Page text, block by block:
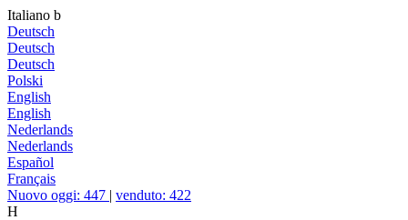
Italiano b
Deutsch
Deutsch
Deutsch
Polski
English
English
Nederlands
Nederlands
Español
Français
Nuovo oggi: 447 | venduto: 422
H